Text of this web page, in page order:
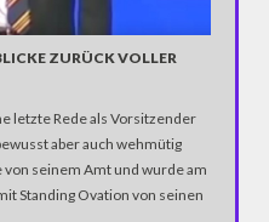
ZURÜCK VOLLER
letzte Rede als Vorsitzender
aber auch wehmütig
seinem Amt und wurde am
Standing Ovation von seinen